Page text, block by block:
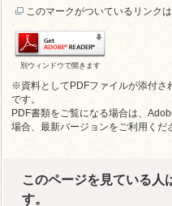
このマークがついているリンク
別ウィンドウで開きます
※資料としてPDFファイルが添付さ
です。
PDF書類をご覧になる場合は、
場合、最新バージョンをご利用くだ
このページを見ている人
す。